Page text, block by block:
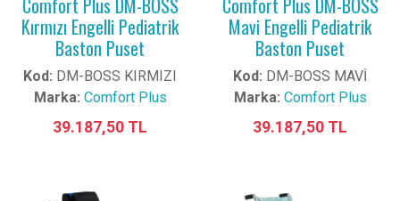
Comfort Plus DM-BOSS
Kırmızı Engelli Pediatrik
Baston Puset
Kod: DM-BOSS KIRMIZI
Marka: Comfort Plus
39.187,50 TL
Comfort Plus DM-BOSS
Mavi Engelli Pediatrik
Baston Puset
Kod: DM-BOSS MAVİ
Marka: Comfort Plus
39.187,50 TL